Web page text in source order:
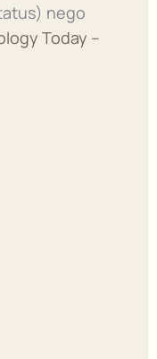
nego
Today –